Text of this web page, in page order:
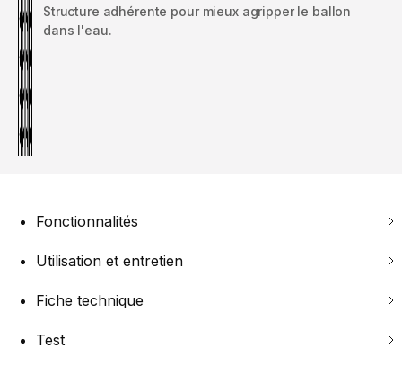
Structure adhérente pour mieux agripper le ballon
dans l'eau.
Fonctionnalités
Utilisation et entretien
Fiche technique
Test